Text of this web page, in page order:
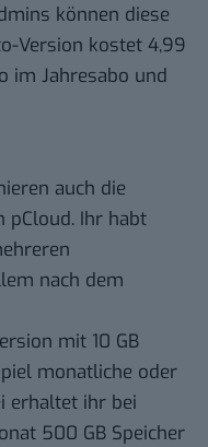
können diese
Version kostet 4,99
im Jahresabo und
auch die
pCloud. Ihr habt
nach dem
mit 10 GB
monatliche oder
erhaltet ihr bei
500 GB Speicher